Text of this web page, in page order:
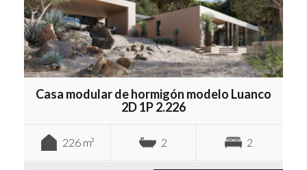
Casa modular de hormigón modelo Luanco
2D 1P 2.226
226 m² 2 2